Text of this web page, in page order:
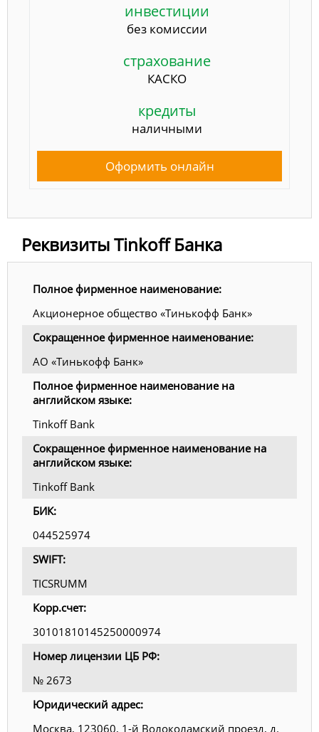
инвестиции
без комиссии
страхование
КАСКО
кредиты
наличными
Оформить онлайн
Реквизиты Tinkoff Банка
Полное фирменное наименование:
Акционерное общество «Тинькофф Банк»
Сокращенное фирменное наименование:
АО «Тинькофф Банк»
Полное фирменное наименование на
английском языке:
Tinkoff Bank
Сокращенное фирменное наименование на
английском языке:
Tinkoff Bank
БИК:
044525974
SWIFT:
TICSRUMM
Корр.счет:
30101810145250000974
Номер лицензии ЦБ РФ:
№ 2673
Юридический адрес:
Москва, 123060, 1-й Волоколамский проезд, д.